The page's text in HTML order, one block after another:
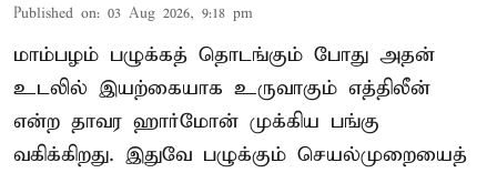
Published on: 03 Aug 2026, 9:18 pm
மாம்பழம் பழுக்கத் தொடங்கும் போது அதன்
உடலில் இயற்கையாக உருவாகும் எத்திலீன்
என்ற தாவர ஹார்மோன் முக்கிய பங்கு
வகிக்கிறது. இதுவே பழுக்கும் செயல்முறையைத்